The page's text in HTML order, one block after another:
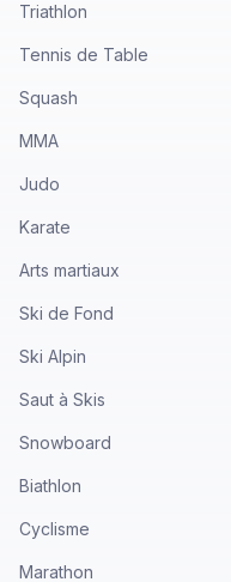
Triathlon
Tennis de Table
Squash
MMA
Judo
Karate
Arts martiaux
Ski de Fond
Ski Alpin
Saut à Skis
Snowboard
Biathlon
Cyclisme
Marathon